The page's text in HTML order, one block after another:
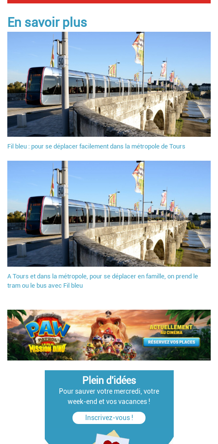
En savoir plus
Fil bleu : pour se déplacer facilement dans la métropole de Tours
A Tours et dans la métropole, pour se déplacer en famille, on prend le
tram ou le bus avec Fil bleu
Plein d'idées
Pour sauver votre mercredi, votre
week-end et vos vacances !
Inscrivez-vous !